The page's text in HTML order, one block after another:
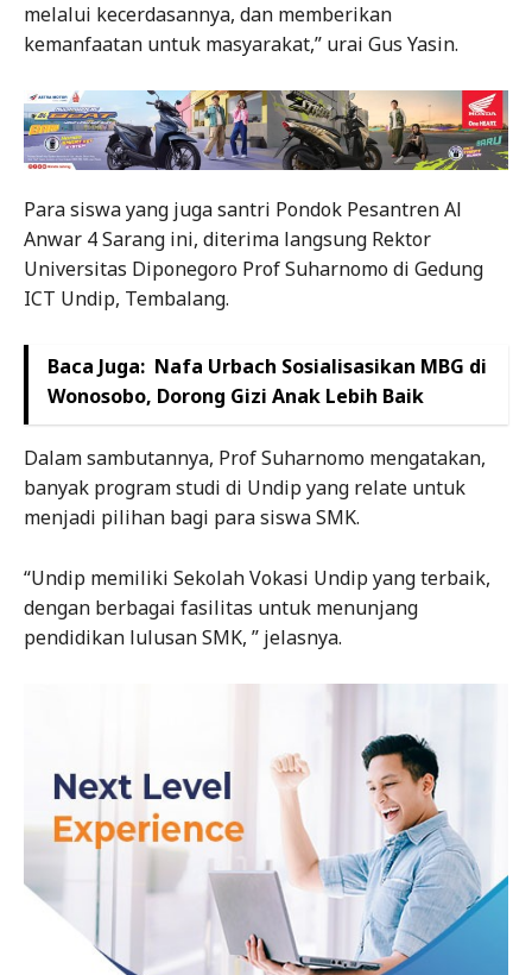
melalui kecerdasannya, dan memberikan
kemanfaatan untuk masyarakat,” urai Gus Yasin.
Para siswa yang juga santri Pondok Pesantren Al
Anwar 4 Sarang ini, diterima langsung Rektor
Universitas Diponegoro Prof Suharnomo di Gedung
ICT Undip, Tembalang.
Baca Juga: Nafa Urbach Sosialisasikan MBG di
Wonosobo, Dorong Gizi Anak Lebih Baik
Dalam sambutannya, Prof Suharnomo mengatakan,
banyak program studi di Undip yang relate untuk
menjadi pilihan bagi para siswa SMK.
“Undip memiliki Sekolah Vokasi Undip yang terbaik,
dengan berbagai fasilitas untuk menunjang
pendidikan lulusan SMK, ” jelasnya.